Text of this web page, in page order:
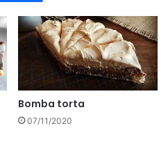
Bomba torta
07/11/2020